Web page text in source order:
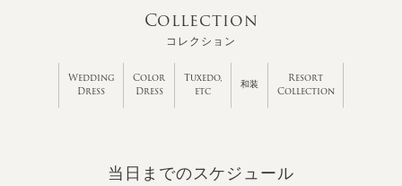
Collection
コレクション
Wedding
Dress
Color
Dress
Tuxedo,
etc
和装
Resort
Collection
当日までのスケジュール